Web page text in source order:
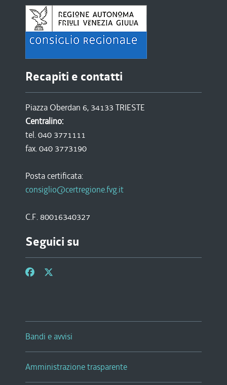
Recapiti e contatti
Piazza Oberdan 6, 34133 TRIESTE
Centralino:
tel. 040 3771111
fax. 040 3773190
Posta certificata:
consiglio@certregione.fvg.it
C.F. 80016340327
Seguici su
Bandi e avvisi
Amministrazione trasparente